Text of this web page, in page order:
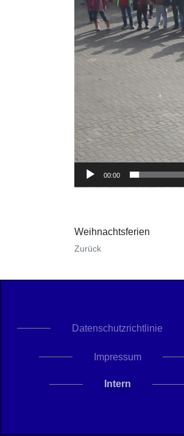
00:00
Weihnachtsferien
Zurück
Datenschutzrichtlinie
Impressum
Intern